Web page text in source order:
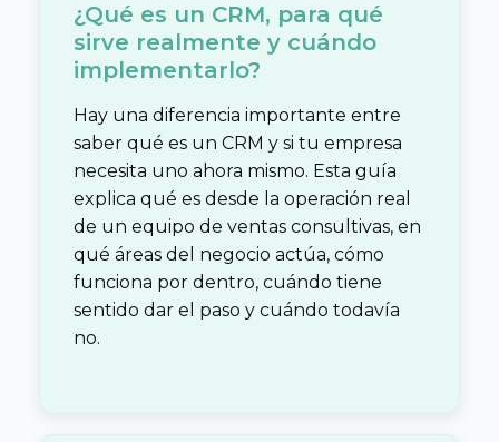
¿Qué es un CRM, para qué
sirve realmente y cuándo
implementarlo?
Hay una diferencia importante entre
saber qué es un CRM y si tu empresa
necesita uno ahora mismo. Esta guía
explica qué es desde la operación real
de un equipo de ventas consultivas, en
qué áreas del negocio actúa, cómo
funciona por dentro, cuándo tiene
sentido dar el paso y cuándo todavía
no.